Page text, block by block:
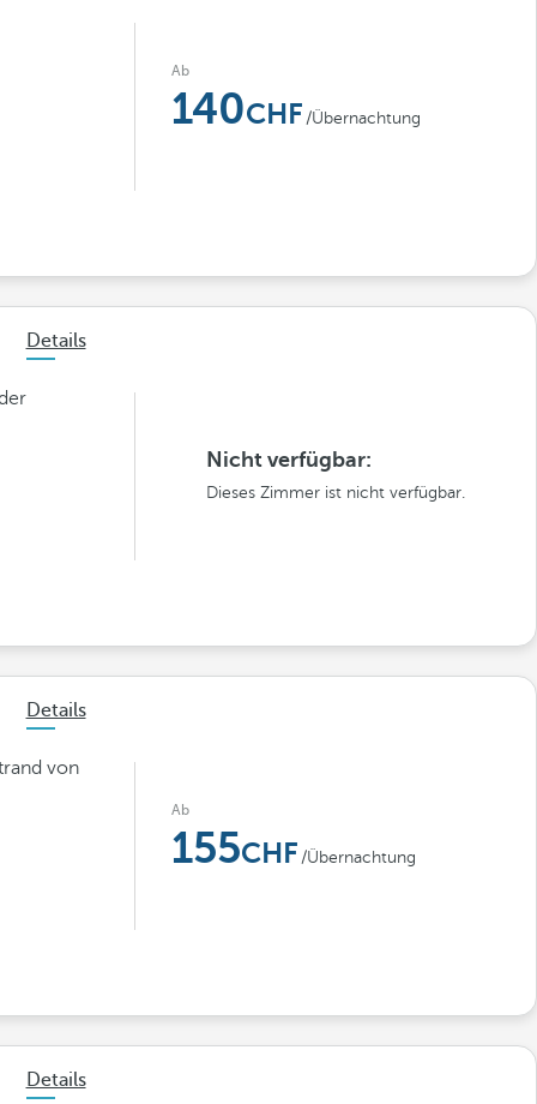
Ab
140 /Übernachtung
Details
Nicht verfügbar:
Dieses Zimmer ist nicht verfügbar.
Details
von
Ab
155 /Übernachtung
Details